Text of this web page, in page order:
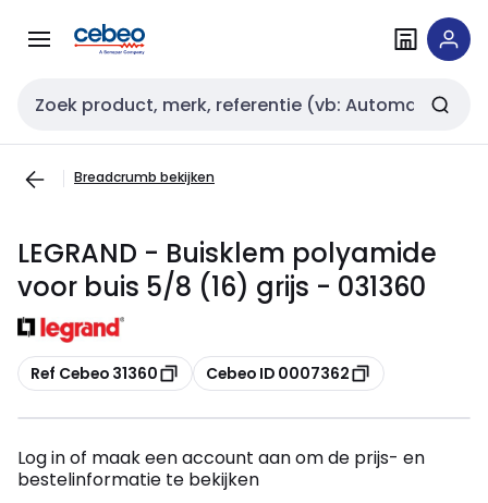
naar
naar
Zoekveld invoer
Breadcrumb bekijken
LEGRAND - Buisklem polyamide
voor buis 5/8 (16) grijs - 031360
Kopiëren
Ref Cebeo 31360 Kopiëren
Cebeo ID 0007362
Log in of maak een account aan om de prijs- en
bestelinformatie te bekijken